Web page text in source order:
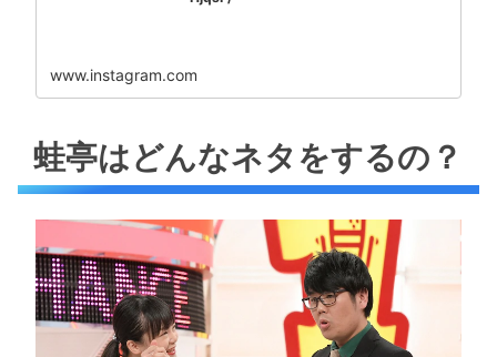
www.instagram.com
蛙亭はどんなネタをするの？